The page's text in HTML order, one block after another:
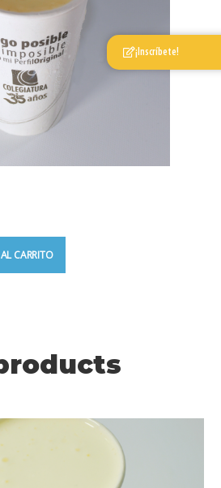
CARRITO
¡Inscríbete!